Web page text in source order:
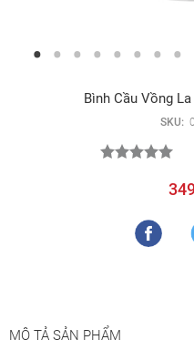
Bình Cầu Vồng
SKU:
MÔ TẢ SẢN PHẨM